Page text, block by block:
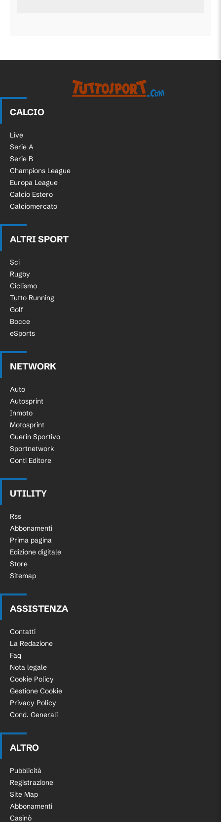
CALCIO
Live
Serie A
Serie B
Champions League
Europa League
Calcio Estero
Calciomercato
ALTRI SPORT
Sci
Rugby
Ciclismo
Tutto Running
Golf
Bocce
eSports
NETWORK
Auto
Autosprint
Inmoto
Motosprint
Guerin Sportivo
Sportnetwork
Conti Editore
UTILITY
Rss
Abbonamenti
Prima pagina
Edizione digitale
Store
Sitemap
ASSISTENZA
Contatti
La Redazione
Faq
Nota legale
Cookie Policy
Gestione Cookie
Privacy Policy
Cond. Generali
ALTRO
Pubblicità
Registrazione
Site Map
Abbonamenti
Casinò